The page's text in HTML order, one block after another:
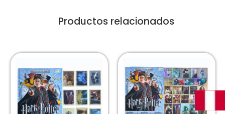
Productos relacionados